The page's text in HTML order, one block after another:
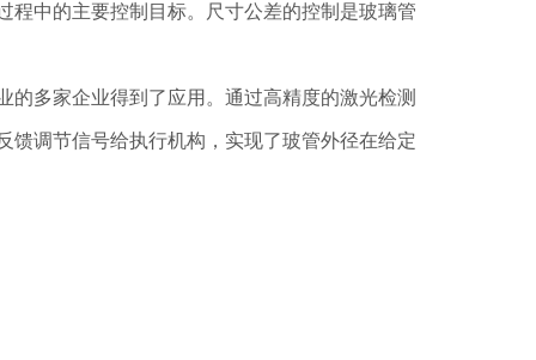
中的主要控制目标。尺寸公差的控制是玻璃管
多家企业得到了应用。通过高精度的激光检测
馈调节信号给执行机构，实现了玻管外径在给定